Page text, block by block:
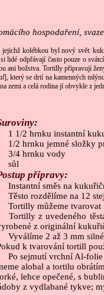
hospodaření,
kolébkou byl nový svět:
lidé odpřávají často pouze o
ani božstva. Tortilly připravují
], který se drtí na kamenných
zemi a celá rodina jí obvykle z
1 1/2 hrnku instantní
1/2 hrnku jemné složky
3/4 hrnku vody
sůl
přípravy:
Instantní směs na
Těsto rozdělíme na 12
Tortilly můžeme
Tortilly z uvedeného
z originální
Vyválíme 2 až 3 mm
k tvarování tortill
Po sejmutí vrchní Al-
alobal a tortilu
lehce opečené, s
z vydlabané tykve;